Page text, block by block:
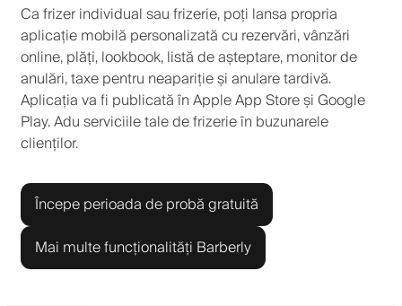
Ca frizer individual sau frizerie, poți lansa propria
aplicație mobilă personalizată cu rezervări, vânzări
online, plăți, lookbook, listă de așteptare, monitor de
anulări, taxe pentru neapariție și anulare tardivă.
Aplicația va fi publicată în Apple App Store și Google
Play. Adu serviciile tale de frizerie în buzunarele
clienților.
Începe perioada de probă gratuită
Mai multe funcționalități Barberly